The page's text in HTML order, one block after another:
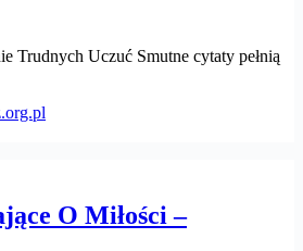
Trudnych Uczuć Smutne cytaty pełnią
O Miłości –